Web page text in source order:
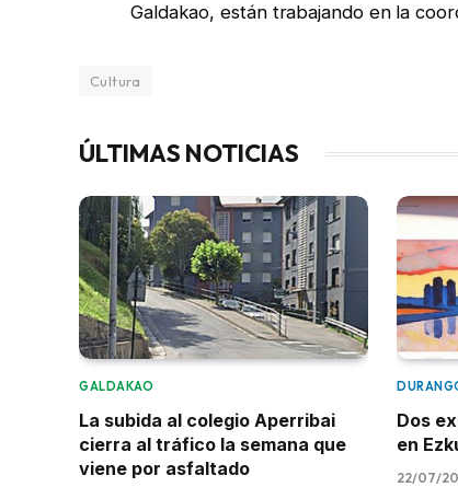
Galdakao, están trabajando en la
Cultura
ÚLTIMAS NOTICIAS
GALDAKAO
La subida al colegio Aperribai
cierra al tráfico la semana que
viene por asfaltado
Dos
en
22/07/